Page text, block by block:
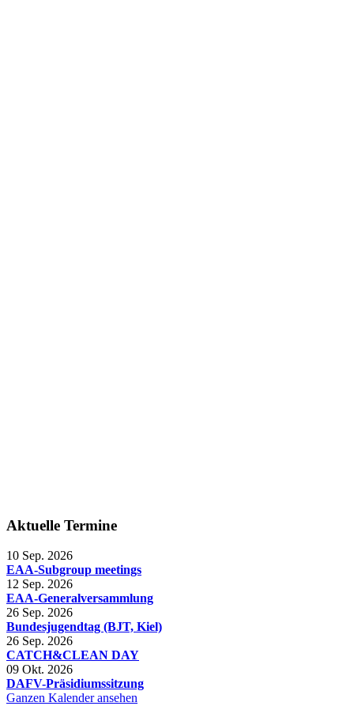
Aktuelle Termine
10 Sep. 2026
EAA-Subgroup meetings
12 Sep. 2026
EAA-Generalversammlung
26 Sep. 2026
Bundesjugendtag (BJT, Kiel)
26 Sep. 2026
CATCH&CLEAN DAY
09 Okt. 2026
DAFV-Präsidiumssitzung
Ganzen Kalender ansehen